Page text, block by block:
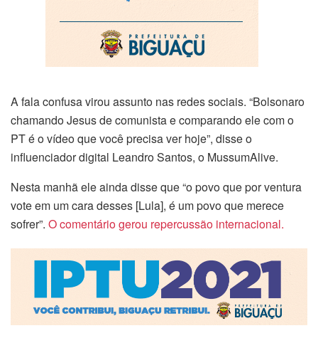
A fala confusa virou assunto nas redes sociais. “Bolsonaro
chamando Jesus de comunista e comparando ele com o
PT é o vídeo que você precisa ver hoje”, disse o
influenciador digital Leandro Santos, o MussumAlive.
Nesta manhã ele ainda disse que “o povo que por ventura
vote em um cara desses [Lula], é um povo que merece
sofrer”. O comentário gerou repercussão internacional.